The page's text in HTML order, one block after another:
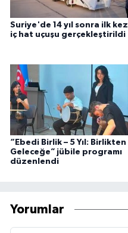
Suriye'de 14 yıl sonra ilk kez
iç hat uçuşu gerçekleştirildi
“Ebedi Birlik – 5 Yıl: Birlikten
Geleceğe” jübile programı
düzenlendi
Yorumlar